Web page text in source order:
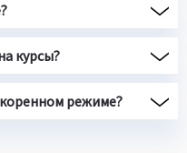
курсы?
режиме?